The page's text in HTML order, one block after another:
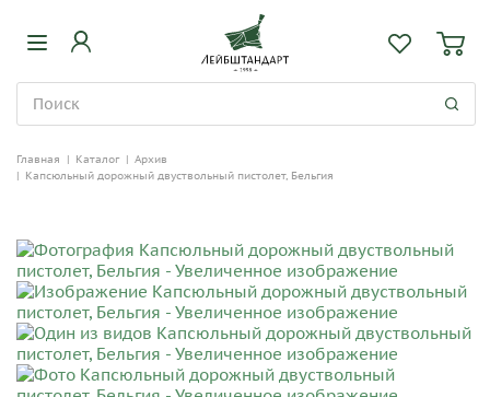
Главная | Каталог | Архив
| Капсюльный дорожный двуствольный пистолет, Бельгия